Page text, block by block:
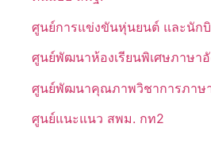
ศูนย์การแข่งขันหุ่นยนต์ และนัก
ศูนย์พัฒนาห้องเรียนพิเศษภาษา
ศูนย์พัฒนาคุณภาพวิชาการภาษ
ศูนย์แนะแนว สพม. กท2